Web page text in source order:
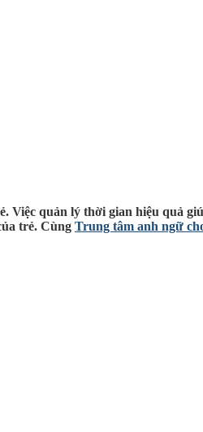
Việc quản lý thời gian hiệu quả
trẻ. Cùng Trung tâm anh ngữ